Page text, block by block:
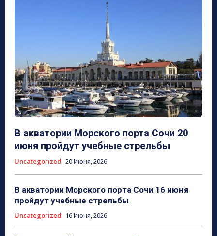
В акватории Морского порта Сочи 20
июня пройдут учебные стрельбы
Uncategorized 20 Июня, 2026
В акватории Морского порта Сочи 16 июня
пройдут учебные стрельбы
Uncategorized 16 Июня, 2026